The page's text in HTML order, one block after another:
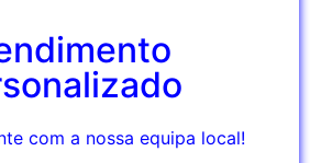
com a nossa equipa local!